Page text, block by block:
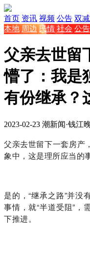
首页 资讯 视频 公告 双减
本地 周边 民情 社会 公告
父亲去世留
懵了：我是
有份继承？
2023-02-23 潮新闻·钱江
父亲去世留下一套房产
象中，这是理所应当的
是的，“继承之路”并没
事情，就“半道受阻”，
下推进。